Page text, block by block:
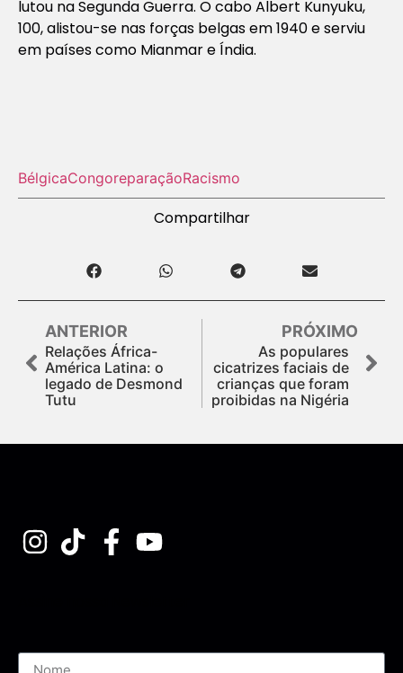
lutou na Segunda Guerra. O cabo Albert Kunyuku,
100, alistou-se nas forças belgas em 1940 e serviu
em países como Mianmar e Índia.
BélgicaCongoreparaçãoRacismo
Compartilhar
ANTERIOR
Relações África-
América Latina: o
legado de Desmond
Tutu
PRÓXIMO
As populares
cicatrizes faciais de
crianças que foram
proibidas na Nigéria